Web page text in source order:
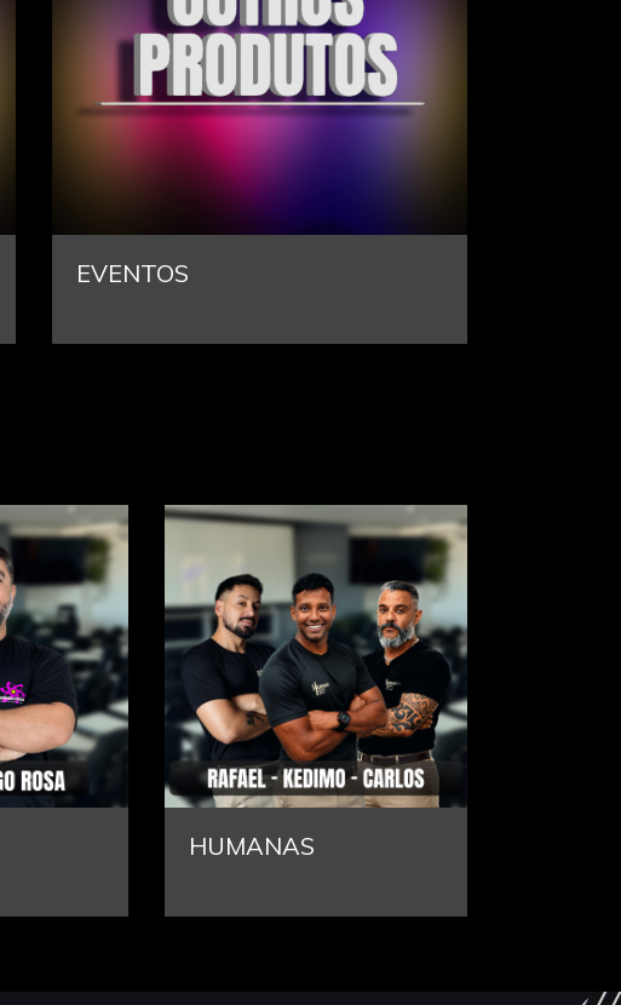
EVENTOS
FÍSICA